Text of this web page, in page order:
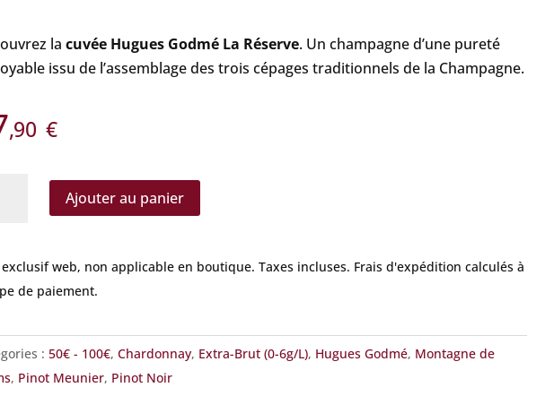
la cuvée Hugues Godmé La Réserve. Un champagne d’une pureté
issu de l’assemblage des trois cépages traditionnels de la Champagne.
,90 €
Ajouter au panier
web, non applicable en boutique. Taxes incluses. Frais d'expédition calculés à
de paiement.
: 50€ - 100€, Chardonnay, Extra-Brut (0-6g/L), Hugues Godmé, Montagne de
, Pinot Meunier, Pinot Noir